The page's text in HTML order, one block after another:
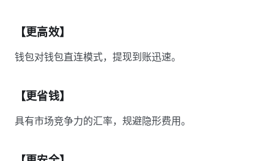
【更高效】
钱包对钱包直连模式，提现到账迅速。
【更省钱】
具有市场竞争力的汇率，规避隐形费用。